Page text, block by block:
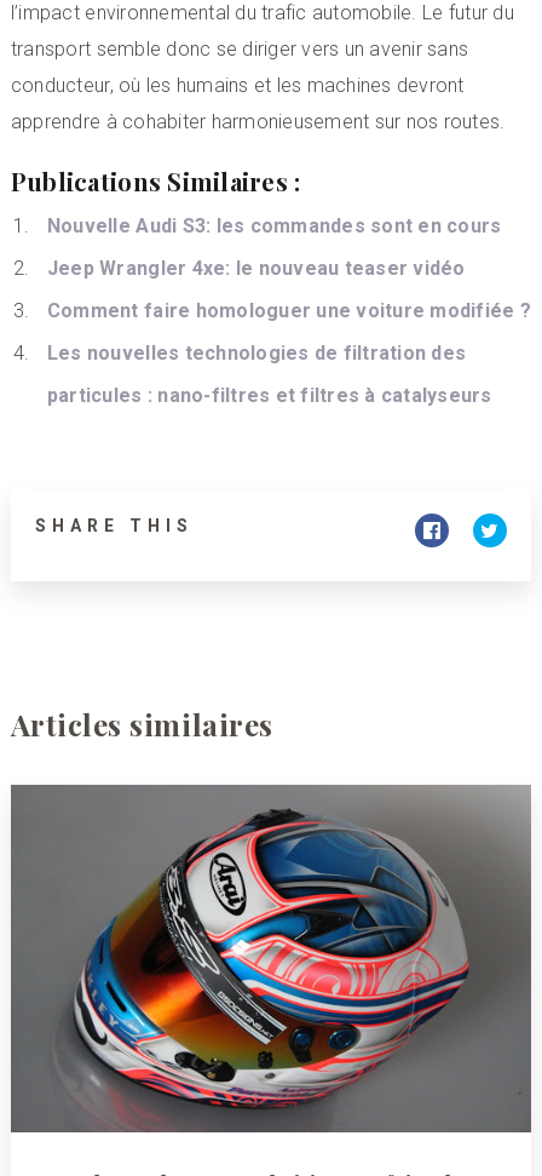
l’impact environnemental du trafic automobile. Le futur du
transport semble donc se diriger vers un avenir sans
conducteur, où les humains et les machines devront
apprendre à cohabiter harmonieusement sur nos routes.
Publications Similaires :
Nouvelle Audi S3: les commandes sont en cours
Jeep Wrangler 4xe: le nouveau teaser vidéo
Comment faire homologuer une voiture modifiée ?
Les nouvelles technologies de filtration des
particules : nano-filtres et filtres à catalyseurs
SHARE THIS
Articles similaires